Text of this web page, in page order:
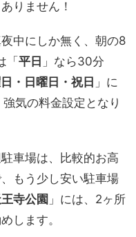
りません！
中にしか無く、朝の8
「 平日 」なら30分
・日曜日・祝日 」に
気の料金設定となり
駐車場は、比較的お高
もう少し安い駐車場
寺公園 」には、2ヶ所
します。